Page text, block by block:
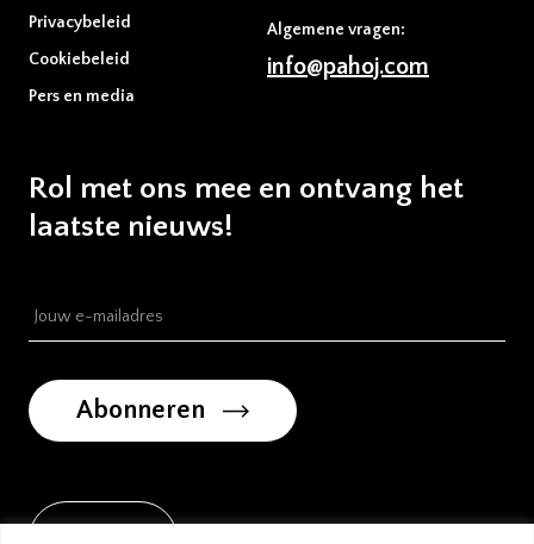
Privacybeleid
Cookiebeleid
Pers en media
Algemene vragen:
info@pahoj.com
Rol met ons mee en ontvang het
laatste nieuws!
Abonneren